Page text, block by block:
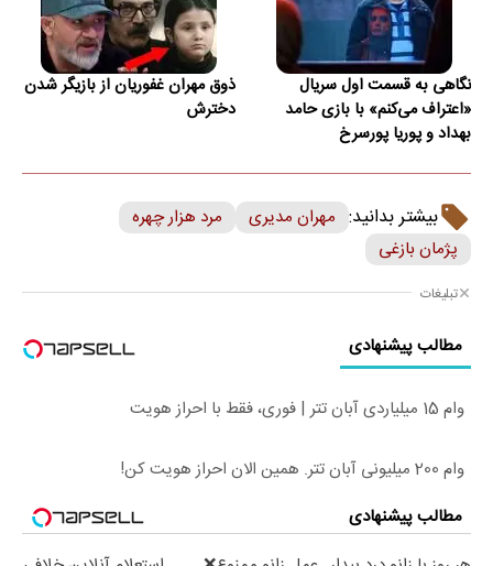
نگاهی به قسمت اول سریال
«اعتراف می‌کنم» با بازی حامد
بهداد و پوریا پورسرخ
ذوق مهران غفوریان از بازیگر شدن
دخترش
بیشتر بدانید: مهران مدیری
مرد هزار چهره
پژمان بازغی
تبلیغات
مطالب پیشنهادی
وام 15 میلیاردی آبان تتر | فوری، فقط با احراز هویت
وام 200 میلیونی آبان تتر. همین الان احراز هویت کن!
مطالب پیشنهادی